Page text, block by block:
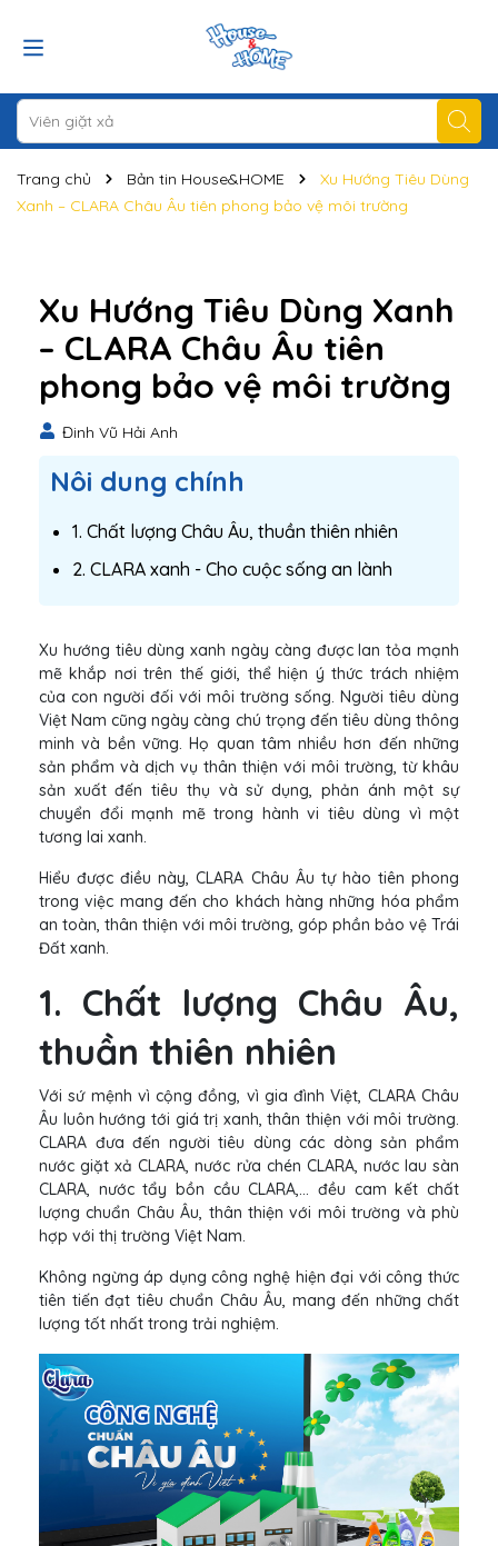
Trang chủ Bản tin House&HOME
Xu Hướng Tiêu Dùng
Xanh – CLARA Châu Âu tiên phong bảo vệ môi trường
Xu Hướng Tiêu Dùng Xanh
– CLARA Châu Âu tiên
phong bảo vệ môi trường
Đinh Vũ Hải Anh
Nôi dung chính
1. Chất lượng Châu Âu, thuần thiên nhiên
2. CLARA xanh - Cho cuộc sống an lành
Xu hướng tiêu dùng xanh ngày càng được lan tỏa mạnh
mẽ khắp nơi trên thế giới, thể hiện ý thức trách nhiệm
của con người đối với môi trường sống. Người tiêu dùng
Việt Nam cũng ngày càng chú trọng đến tiêu dùng thông
minh và bền vững. Họ quan tâm nhiều hơn đến những
sản phẩm và dịch vụ thân thiện với môi trường, từ khâu
sản xuất đến tiêu thụ và sử dụng, phản ánh một sự
chuyển đổi mạnh mẽ trong hành vi tiêu dùng vì một
tương lai xanh.
Hiểu được điều này, CLARA Châu Âu tự hào tiên phong
trong việc mang đến cho khách hàng những hóa phẩm
an toàn, thân thiện với môi trường, góp phần bảo vệ Trái
Đất xanh.
1. Chất lượng Châu Âu,
thuần thiên nhiên
Với sứ mệnh vì cộng đồng, vì gia đình Việt, CLARA Châu
Âu luôn hướng tới giá trị xanh, thân thiện với môi trường.
CLARA đưa đến người tiêu dùng các dòng sản phẩm
nước giặt xả CLARA, nước rửa chén CLARA, nước lau sàn
CLARA, nước tẩy bồn cầu CLARA,... đều cam kết chất
lượng chuẩn Châu Âu, thân thiện với môi trường và phù
hợp với thị trường Việt Nam.
Không ngừng áp dụng công nghệ hiện đại với công thức
tiên tiến đạt tiêu chuẩn Châu Âu, mang đến những chất
lượng tốt nhất trong trải nghiệm.